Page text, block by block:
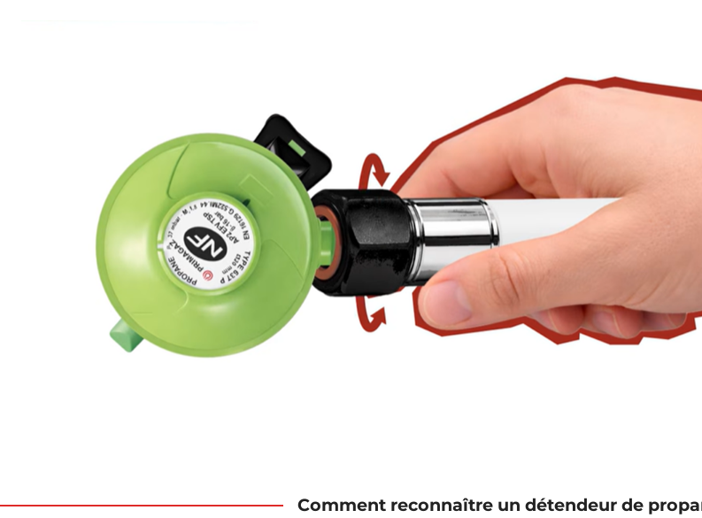
Comment reconnaître un détendeur de